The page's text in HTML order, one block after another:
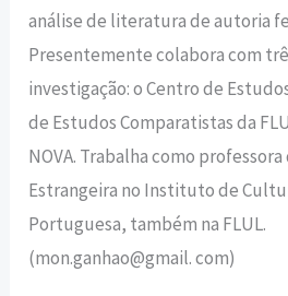
análise de literatura de autoria
Presentemente colabora com
investigação: o Centro de
de Estudos Comparatistas da
NOVA. Trabalha como
Estrangeira no Instituto de
Portuguesa, também na FLUL.
(mon.ganhao@gmail. com)